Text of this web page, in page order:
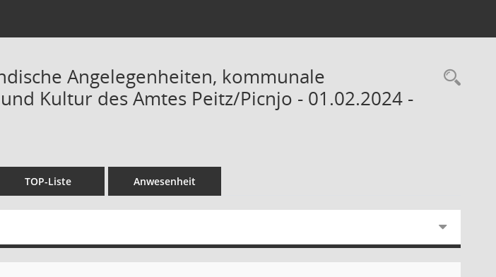
Angelegenheiten, kommunale
Kultur des Amtes Peitz/Picnjo - 01.02.2024 -
TOP-Liste Anwesenheit